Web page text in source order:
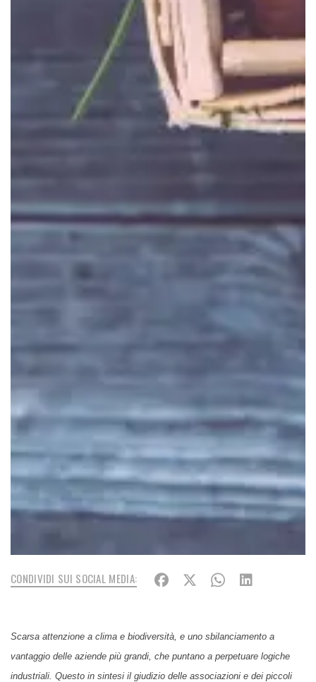
CONDIVIDI SUI SOCIAL MEDIA:
Scarsa attenzione a clima e biodiversità, e uno sbilanciamento a
vantaggio delle aziende più grandi, che puntano a perpetuare logiche
industriali. Questo in sintesi il giudizio delle associazioni e dei piccoli